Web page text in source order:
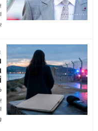
8 أغسطس 2026